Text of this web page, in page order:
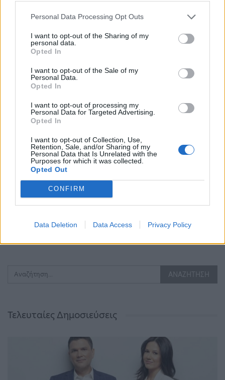
Personal Data Processing Opt Outs
I want to opt-out of the Sharing of my
personal data.
Opted In
I want to opt-out of the Sale of my
Personal Data.
Opted In
I want to opt-out of processing my
Personal Data for Targeted Advertising.
Opted In
I want to opt-out of Collection, Use,
Retention, Sale, and/or Sharing of my
Personal Data that Is Unrelated with the
Purposes for which it was collected.
Opted Out
CONFIRM
Data Deletion Data Access Privacy Policy
ανεργία το β’ τρίμηνο
εφέτος
ΠΕΝΕΝ: Δεμένα τα
ΟΙΚΟΝΟΜΊΑ
Ούρσουλα φον ντερ
Λάιεν: Μπορούν να
δοθούν έως και 2,2 δις
ευρώ στην Ελλάδα –…
ΕΛΛΆΔΑ
Θεσσαλονίκης από το
για τα Πολυκέντρα…
ΠΡΟΗΓΟΎΜΕΝΗ ΣΕΛΊΔΑ ΕΠΌΜΕΝΗ ΣΕΛΊΔΑ
Τελευταίες Δημοσιεύσεις